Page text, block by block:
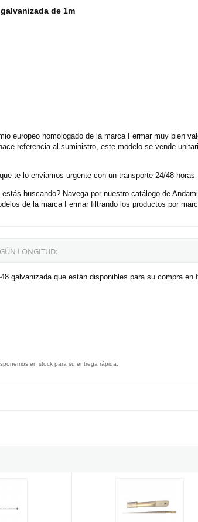
de 1m
europeo homologado de la marca Fermar muy bien
referencia al suministro, este modelo se vende
te lo enviamos urgente con un transporte 24/48 horas
buscando? Navega por nuestro catálogo de
de la marca Fermar filtrando los productos por
LONGITUD:
galvanizada que están disponibles para su compra en
en stock para su entrega rápida.